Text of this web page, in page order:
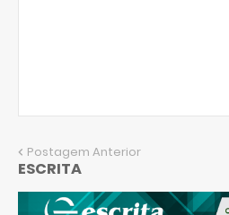
Postagem Anterior
ESCRITA